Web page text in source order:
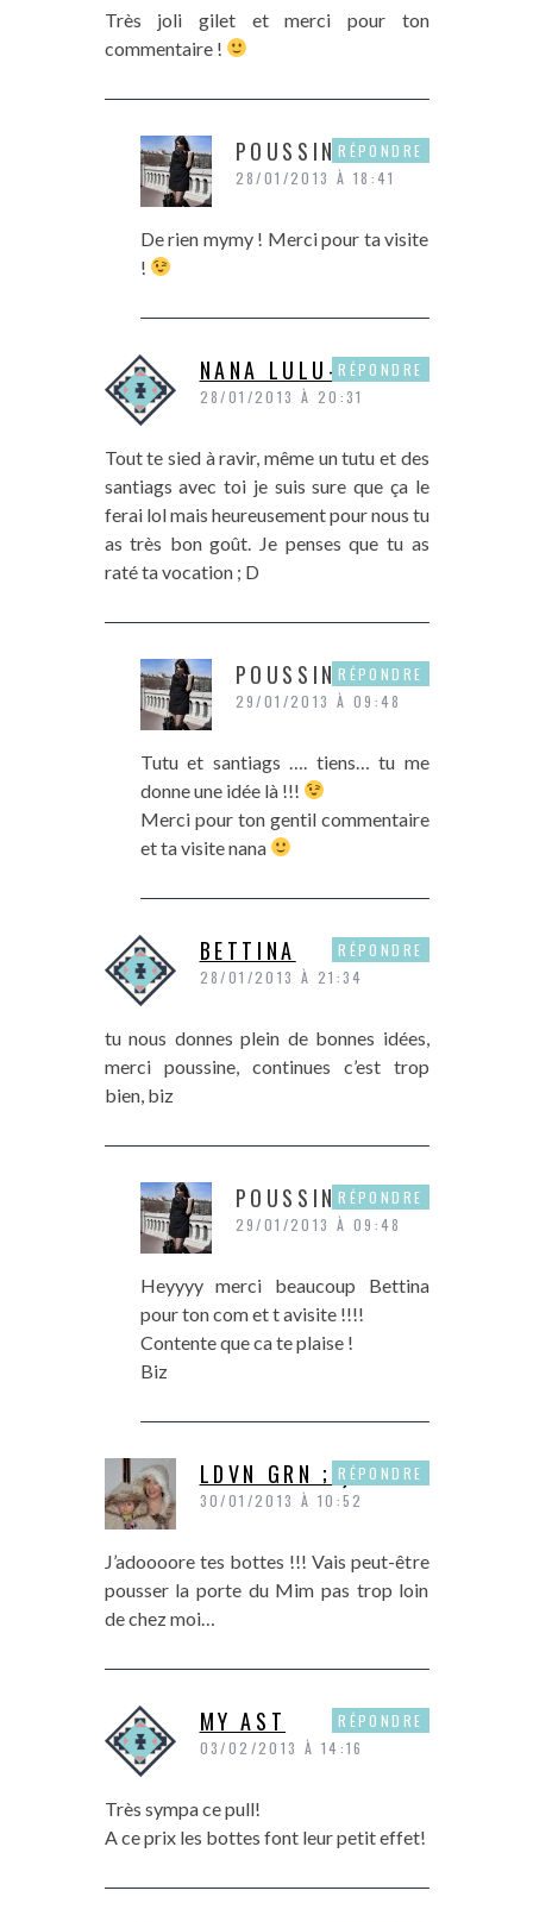
Très joli gilet et merci pour ton
commentaire !
POUSSINE
28/01/2013 À 18:41
De rien mymy ! Merci pour ta visite
!
RÉPONDRE
NANA LULU-MADI
28/01/2013 À 20:31
Tout te sied à ravir, même un tutu et des
santiags avec toi je suis sure que ça le
ferai lol mais heureusement pour nous tu
as très bon goût. Je penses que tu as
raté ta vocation ; D
RÉPONDRE
POUSSINE
29/01/2013 À 09:48
Tutu et santiags …. tiens… tu me
donne une idée là !!!
Merci pour ton gentil commentaire
et ta visite nana
RÉPONDRE
BETTINA
28/01/2013 À 21:34
tu nous donnes plein de bonnes idées,
merci poussine, continues c’est trop
bien, biz
RÉPONDRE
POUSSINE
29/01/2013 À 09:48
Heyyyy merci beaucoup Bettina
pour ton com et t avisite !!!!
Contente que ca te plaise !
Biz
RÉPONDRE
LDVN GRN ;-)
30/01/2013 À 10:52
J’adoooore tes bottes !!! Vais peut-être
pousser la porte du Mim pas trop loin
de chez moi…
RÉPONDRE
MY AST
03/02/2013 À 14:16
Très sympa ce pull!
A ce prix les bottes font leur petit effet!
RÉPONDRE